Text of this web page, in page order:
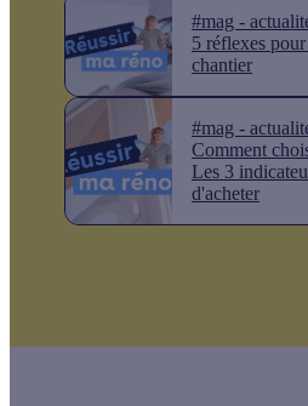
#mag -
5 réflexes
chantier
#mag -
Comment
Les 3
d'acheter